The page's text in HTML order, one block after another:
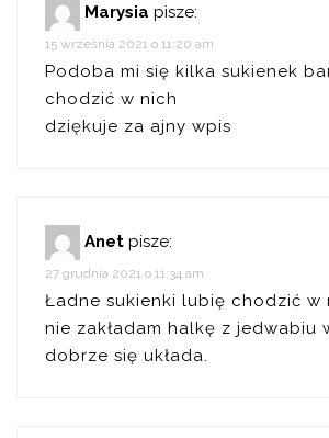
Marysia pisze:
15 września 2021 o 11:20 am
Podoba mi się kilka sukienek
chodzić w nich
dziękuje za ajny wpis
Anet pisze:
27 grudnia 2021 o 11:34 am
Ładne sukienki lubię chodzić w
nie zakładam halkę z jedwabiu
dobrze się układa.